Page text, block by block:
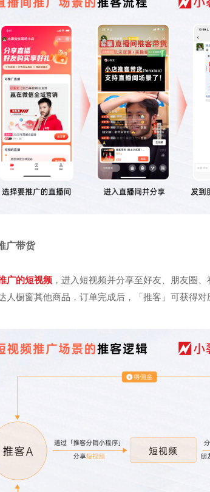
广带货
广的短视频 ，进入短视频并分享至好友、朋友圈
人橱窗其他商品，订单完成后，「推客」可获得对